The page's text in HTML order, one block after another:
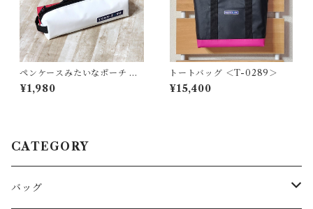
ペンケースみたいなポーチ ＜
K-0658＞
¥1,980
トートバッグ ＜T-0289＞
¥15,400
CATEGORY
バッグ